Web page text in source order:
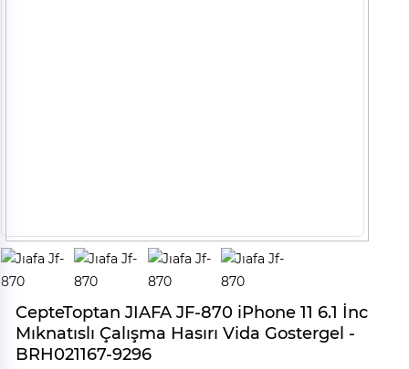
CepteToptan JIAFA JF-870 iPhone 11 6.1 İnc
Mıknatıslı Çalışma Hasırı Vida Gostergel -
BRH021167-9296